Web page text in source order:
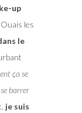
up
les
le
ça se
barrer
je suis